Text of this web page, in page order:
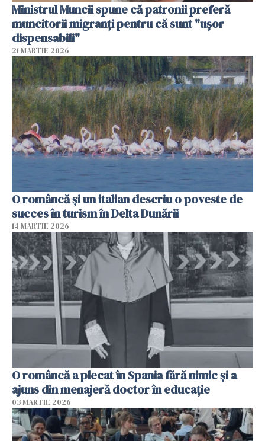
Ministrul Muncii spune că patronii preferă
muncitorii migranți pentru că sunt "uşor
dispensabili"
21 MARTIE 2026
O româncă și un italian descriu o poveste de
succes în turism în Delta Dunării
14 MARTIE 2026
O româncă a plecat în Spania fără nimic și a
ajuns din menajeră doctor în educație
03 MARTIE 2026